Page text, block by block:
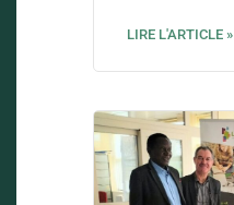
LIRE L'ARTICLE »